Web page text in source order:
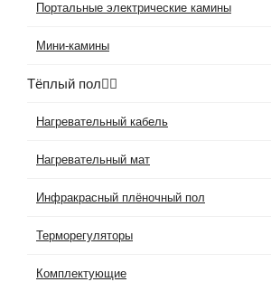
Портальные электрические камины
Мини-камины
Тёплый пол
Нагревательный кабель
Нагревательный мат
Инфракрасный плёночный пол
Терморегуляторы
Комплектующие